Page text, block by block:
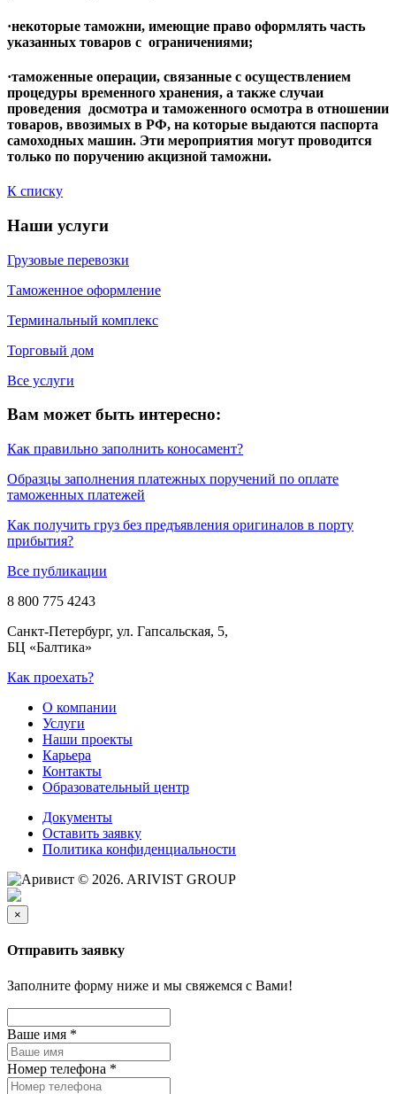
·некоторые таможни, имеющие право оформлять часть
указанных товаров с ограничениями;
·таможенные операции, связанные с осуществлением
процедуры временного хранения, а также случаи
проведения досмотра и таможенного осмотра в отношении
товаров, ввозимых в РФ, на которые выдаются паспорта
самоходных машин. Эти мероприятия могут проводится
только по поручению акцизной таможни.
К списку
Наши услуги
Грузовые перевозки
Таможенное оформление
Терминальный комплекс
Торговый дом
Все услуги
Вам может быть интересно:
Как правильно заполнить коносамент?
Образцы заполнения платежных поручений по оплате
таможенных платежей
Как получить груз без предъявления оригиналов в порту
прибытия?
Все публикации
8 800 775 4243
Санкт-Петербург, ул. Гапсальская, 5,
БЦ «Балтика»
Как проехать?
О компании
Услуги
Наши проекты
Карьера
Контакты
Образовательный центр
Документы
Оставить заявку
Политика конфиденциальности
© 2026. ARIVIST GROUP
×
Отправить заявку
Заполните форму ниже и мы свяжемся с Вами!
Ваше имя *
Номер телефона *